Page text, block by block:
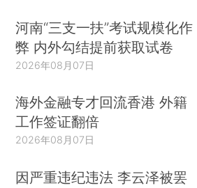
河南“三支一扶”考试规模化作
弊 内外勾结提前获取试卷
2026年08月07日
海外金融专才回流香港 外籍
工作签证翻倍
2026年08月07日
因严重违纪违法 李云泽被罢